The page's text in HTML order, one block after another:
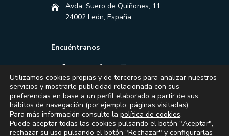
Avda. Suero de Quiñones, 11
24002 León, España
Encuéntranos
Utilizamos cookies propias y de terceros para analizar nuestros
servicios y mostrarle publicidad relacionada con sus
preferencias en base a un perfil elaborado a partir de sus
hábitos de navegación (por ejemplo, páginas visitadas).
Para más información consulte la política de cookies.
Puede aceptar todas las cookies pulsando el botón "Aceptar",
rechazar su uso pulsando el botón "Rechazar" y configurarlas